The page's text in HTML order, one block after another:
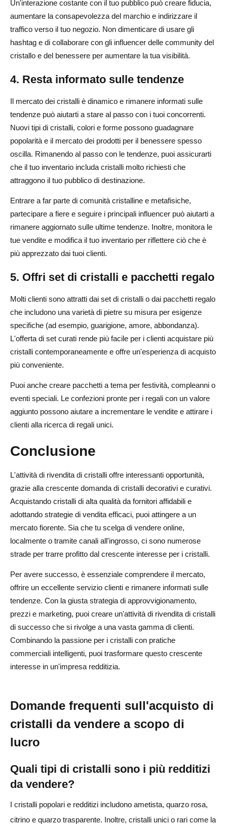
Un'interazione costante con il tuo pubblico può creare fiducia,
aumentare la consapevolezza del marchio e indirizzare il
traffico verso il tuo negozio. Non dimenticare di usare gli
hashtag e di collaborare con gli influencer delle community del
cristallo e del benessere per aumentare la tua visibilità.
4. Resta informato sulle tendenze
Il mercato dei cristalli è dinamico e rimanere informati sulle
tendenze può aiutarti a stare al passo con i tuoi concorrenti.
Nuovi tipi di cristalli, colori e forme possono guadagnare
popolarità e il mercato dei prodotti per il benessere spesso
oscilla. Rimanendo al passo con le tendenze, puoi assicurarti
che il tuo inventario includa cristalli molto richiesti che
attraggono il tuo pubblico di destinazione.
Entrare a far parte di comunità cristalline e metafisiche,
partecipare a fiere e seguire i principali influencer può aiutarti a
rimanere aggiornato sulle ultime tendenze. Inoltre, monitora le
tue vendite e modifica il tuo inventario per riflettere ciò che è
più apprezzato dai tuoi clienti.
5. Offri set di cristalli e pacchetti regalo
Molti clienti sono attratti dai set di cristalli o dai pacchetti regalo
che includono una varietà di pietre su misura per esigenze
specifiche (ad esempio, guarigione, amore, abbondanza).
L'offerta di set curati rende più facile per i clienti acquistare più
cristalli contemporaneamente e offre un'esperienza di acquisto
più conveniente.
Puoi anche creare pacchetti a tema per festività, compleanni o
eventi speciali. Le confezioni pronte per i regali con un valore
aggiunto possono aiutare a incrementare le vendite e attirare i
clienti alla ricerca di regali unici.
Conclusione
L'attività di rivendita di cristalli offre interessanti opportunità,
grazie alla crescente domanda di cristalli decorativi e curativi.
Acquistando cristalli di alta qualità da fornitori affidabili e
adottando strategie di vendita efficaci, puoi attingere a un
mercato fiorente. Sia che tu scelga di vendere online,
localmente o tramite canali all'ingrosso, ci sono numerose
strade per trarre profitto dal crescente interesse per i cristalli.
Per avere successo, è essenziale comprendere il mercato,
offrire un eccellente servizio clienti e rimanere informati sulle
tendenze. Con la giusta strategia di approvvigionamento,
prezzi e marketing, puoi creare un'attività di rivendita di cristalli
di successo che si rivolge a una vasta gamma di clienti.
Combinando la passione per i cristalli con pratiche
commerciali intelligenti, puoi trasformare questo crescente
interesse in un'impresa redditizia.
Domande frequenti sull'acquisto di
cristalli da vendere a scopo di
lucro
Quali tipi di cristalli sono i più redditizi
da vendere?
I cristalli popolari e redditizi includono ametista, quarzo rosa,
citrino e quarzo trasparente. Inoltre, cristalli unici o rari come la